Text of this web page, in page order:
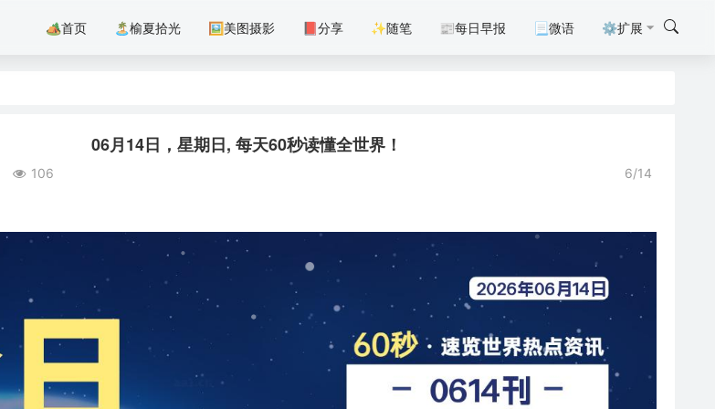
🏕首页 🏝️榆夏拾光 🖼美图摄影 📕分享 ✨随笔 📰每日早报 📃微语 ⚙扩展
06月14日，星期日, 每天60秒读懂全世界！
106 6/14